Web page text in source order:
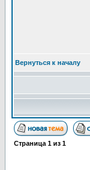
Вернуться к началу
Страница 1 из 1